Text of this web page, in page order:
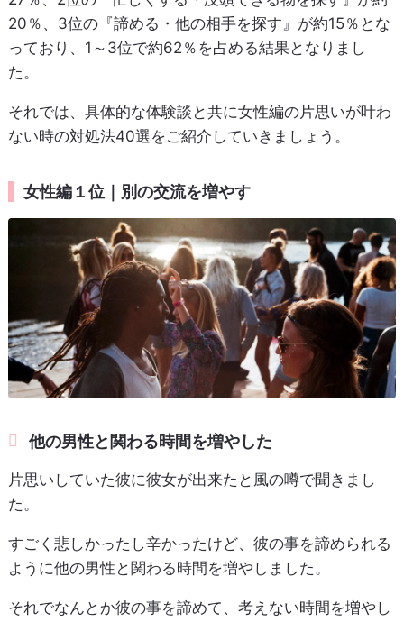
20％、3位の『諦める・他の相手を探す』が約15％とな
っており、1～3位で約62％を占める結果となりまし
た。
それでは、具体的な体験談と共に女性編の片思いが叶わ
ない時の対処法40選をご紹介していきましょう。
女性編１位｜別の交流を増やす
他の男性と関わる時間を増やした
片思いしていた彼に彼女が出来たと風の噂で聞きまし
た。
すごく悲しかったし辛かったけど、彼の事を諦められる
ように他の男性と関わる時間を増やしました。
それでなんとか彼の事を諦めて、考えない時間を増やし